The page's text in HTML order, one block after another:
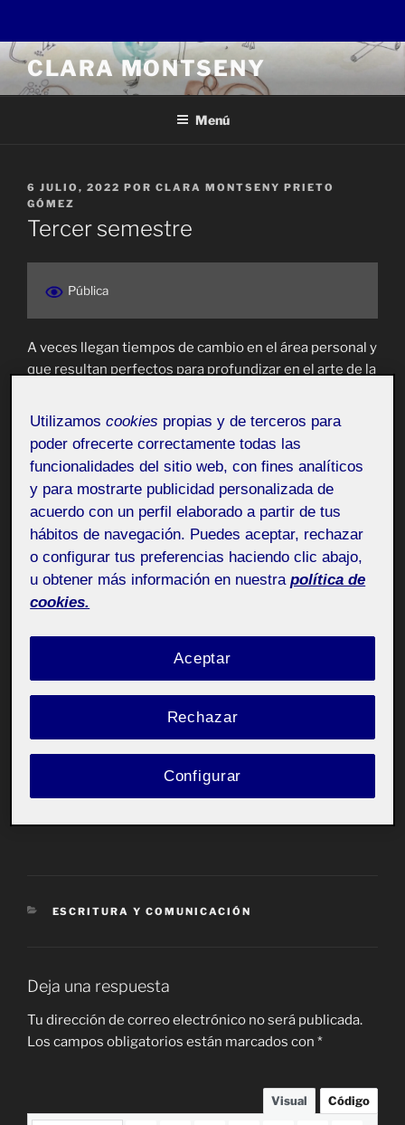
Saltar
contenido
CLARA MONTSENY
Menú
PUBLICADO
EL
6 JULIO, 2022 POR CLARA MONTSENY PRIETO
GÓMEZ
Tercer semestre
Pública
A veces llegan tiempos de cambio en el área personal y
que resultan perfectos para profundizar en el arte de la
El próximo semestre me he matriculado en la
asignatura de Taller de escritura y comunicación del
Grado de Artes de la UOC.
Unos meses de adaptación y construcción y a por ello.
CATEGORÍAS
ESCRITURA Y COMUNICACIÓN
Deja una respuesta
Tu dirección de correo electrónico no será publicada.
Los campos obligatorios están marcados con *
Visual Código
Utilizamoscookies propias y de terceros para
poder ofrecerte correctamente todas las
funcionalidades del sitio web, con fines analíticos
y para mostrarte publicidad personalizada de
acuerdo con un perfil elaborado a partir de tus
hábitos de navegación. Puedes aceptar, rechazar
o configurar tus preferencias haciendo clic abajo,
u obtener más información en nuestra política de
cookies.
Rechazar
Aceptar
Configurar